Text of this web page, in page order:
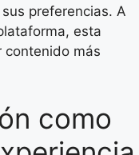
preferencias. A
esta
contenido más
como